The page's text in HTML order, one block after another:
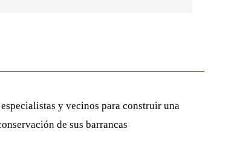
y vecinos para construir una
de sus barrancas